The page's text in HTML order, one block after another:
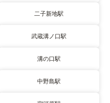
二子新地駅
武蔵溝ノ口駅
溝の口駅
中野島駅